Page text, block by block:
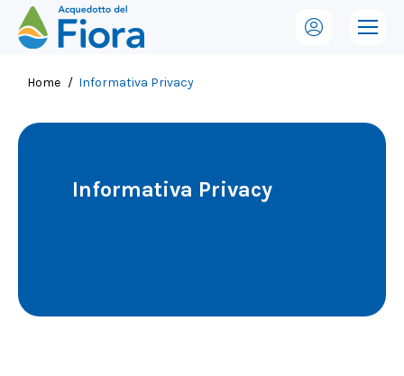
Tu sei qui:
Home Informativa Privacy
Informativa Privacy